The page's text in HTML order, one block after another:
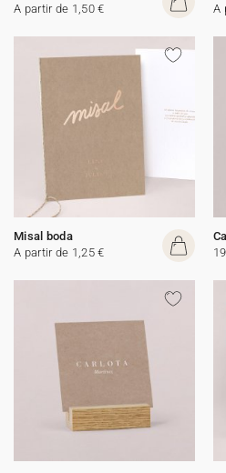
A partir de 1,50 € A
Misal boda
A partir de 1,25 €